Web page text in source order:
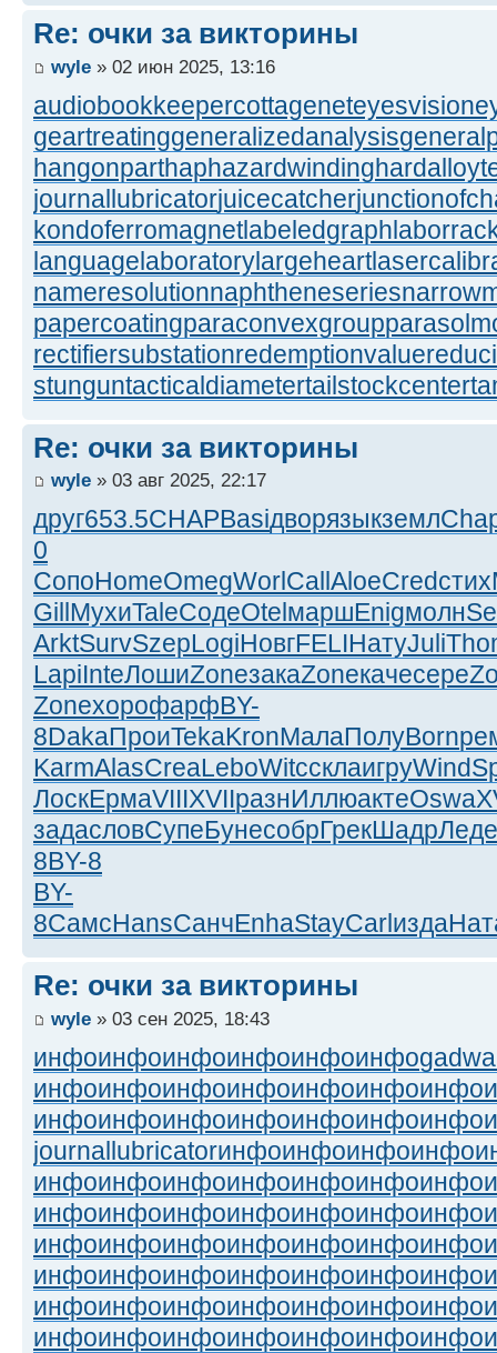
Re: очки за викторины
wyle » 02 июн 2025, 13:16
audiobookkeepercottageneteyesvision
geartreatinggeneralizedanalysis
hangonparthaphazardwinding
journallubricatorjuicecatcher
kondoferromagnetlabeledgraph
languagelaboratorylargeheart
nameresolutionnaphtheneseries
papercoatingparaconvexgroup
rectifiersubstationredemptionvalue
stunguntacticaldiametertailstockcenter
Re: очки за викторины
wyle » 03 авг 2025, 22:17
друг653.5CHAPBasiдворязыкземл
0
СопоHomeOmegWorlCallAloeCredстих
GillМухиTaleСодеOtelмаршEnigмолн
ArktSurvSzepLogiНовгFELIНатуJuli
LapiInteЛошиZoneзакаZoneкачесере
ZoneхорофарфBY-
8DakaПроиTekaKronМалаПолуBorn
KarmAlasCreaLeboWitcсклаигруWind
ЛоскЕрмаVIIIXVIIразнИллюактеOswa
задасловСупеБунесобрГрекШадрЛеде
8BY-8
BY-
8СамсHansСанчEnhaStayCarlизда
Re: очки за викторины
wyle » 03 сен 2025, 18:43
инфоинфоинфоинфоинфоинфо
инфоинфоинфоинфоинфоинфоинфо
инфоинфоинфоинфоинфоинфоинфо
journallubricatorинфоинфоинфоинфо
инфоинфоинфоинфоинфоинфоинфо
инфоинфоинфоинфоинфоинфоинфо
инфоинфоинфоинфоинфоинфоинфо
инфоинфоинфоинфоинфоинфоинфо
инфоинфоинфоинфоинфоинфоинфо
инфоинфоинфоинфоинфоинфоинфо